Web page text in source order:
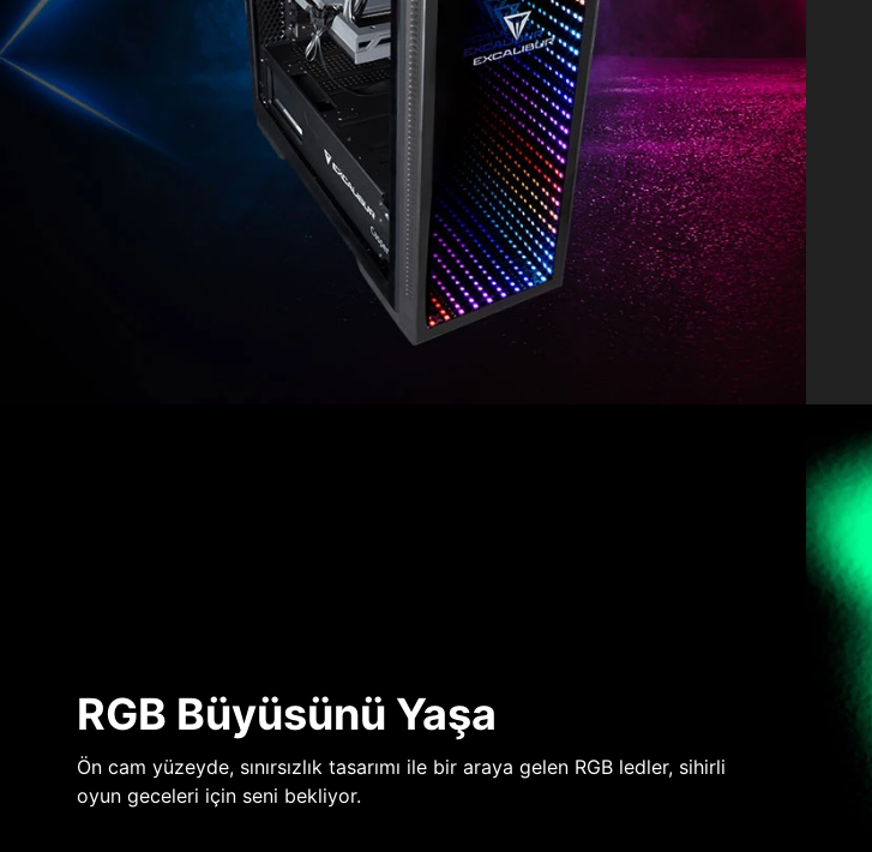
RGB Büyüsünü Yaşa
Ön cam yüzeyde, sınırsızlık tasarımı ile bir araya gelen RGB ledler, sihirli
oyun geceleri için seni bekliyor.